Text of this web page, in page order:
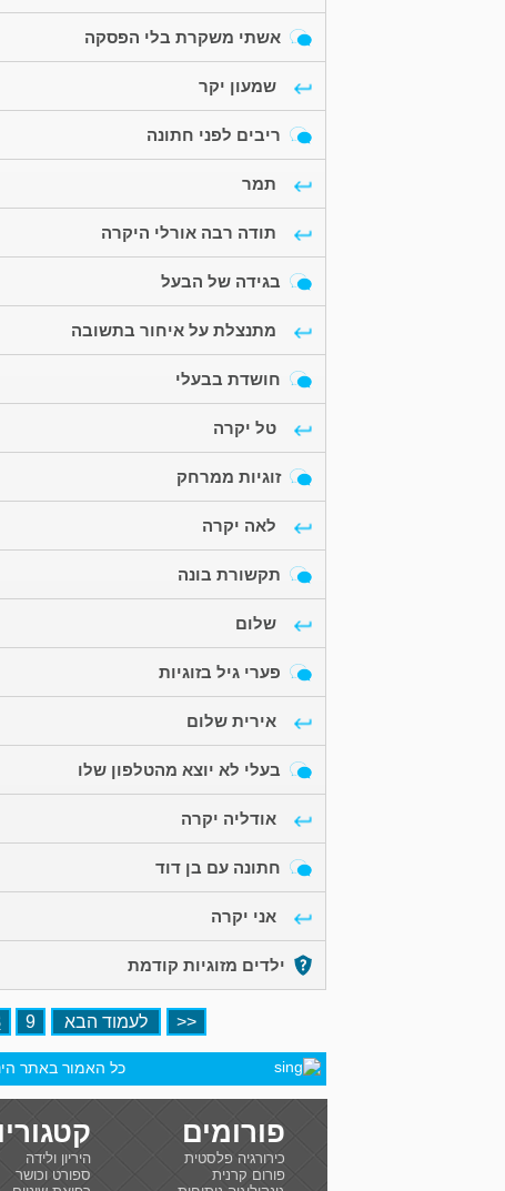
אשתי משקרת בלי הפסקה
שמעון יקר
ריבים לפני חתונה
תמר
תודה רבה אורלי היקרה
בגידה של הבעל
מתנצלת על איחור בתשובה
חושדת בבעלי
טל יקרה
זוגיות ממרחק
לאה יקרה
תקשורת בונה
שלום
פערי גיל בזוגיות
אירית שלום
בעלי לא יוצא מהטלפון שלו
אודליה יקרה
חתונה עם בן דוד
אני יקרה
ילדים מזוגיות קודמת
<< לעמוד הבא 9
כל האמור באתר
פורומים
כירורגיה פלסטית
פורום קרנית
היריון ולידה
ספורט וכושר